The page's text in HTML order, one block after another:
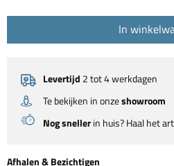
In
Levertijd 2 tot 4 werkdagen
Te bekijken in onzeshowroom
Nog snellerin huis? Haal het
Afhalen & Bezichtigen